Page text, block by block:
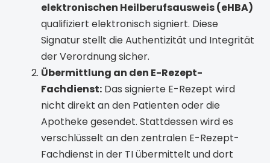
elektronischen Heilberufsausweis (eHBA)
qualifiziert elektronisch signiert. Diese
Signatur stellt die Authentizität und Integrität
der Verordnung sicher.
Übermittlung an den E-Rezept-
Fachdienst: Das signierte E-Rezept wird
nicht direkt an den Patienten oder die
Apotheke gesendet. Stattdessen wird es
verschlüsselt an den zentralen E-Rezept-
Fachdienst in der TI übermittelt und dort